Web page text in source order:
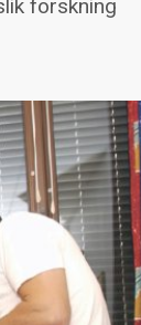
forskning